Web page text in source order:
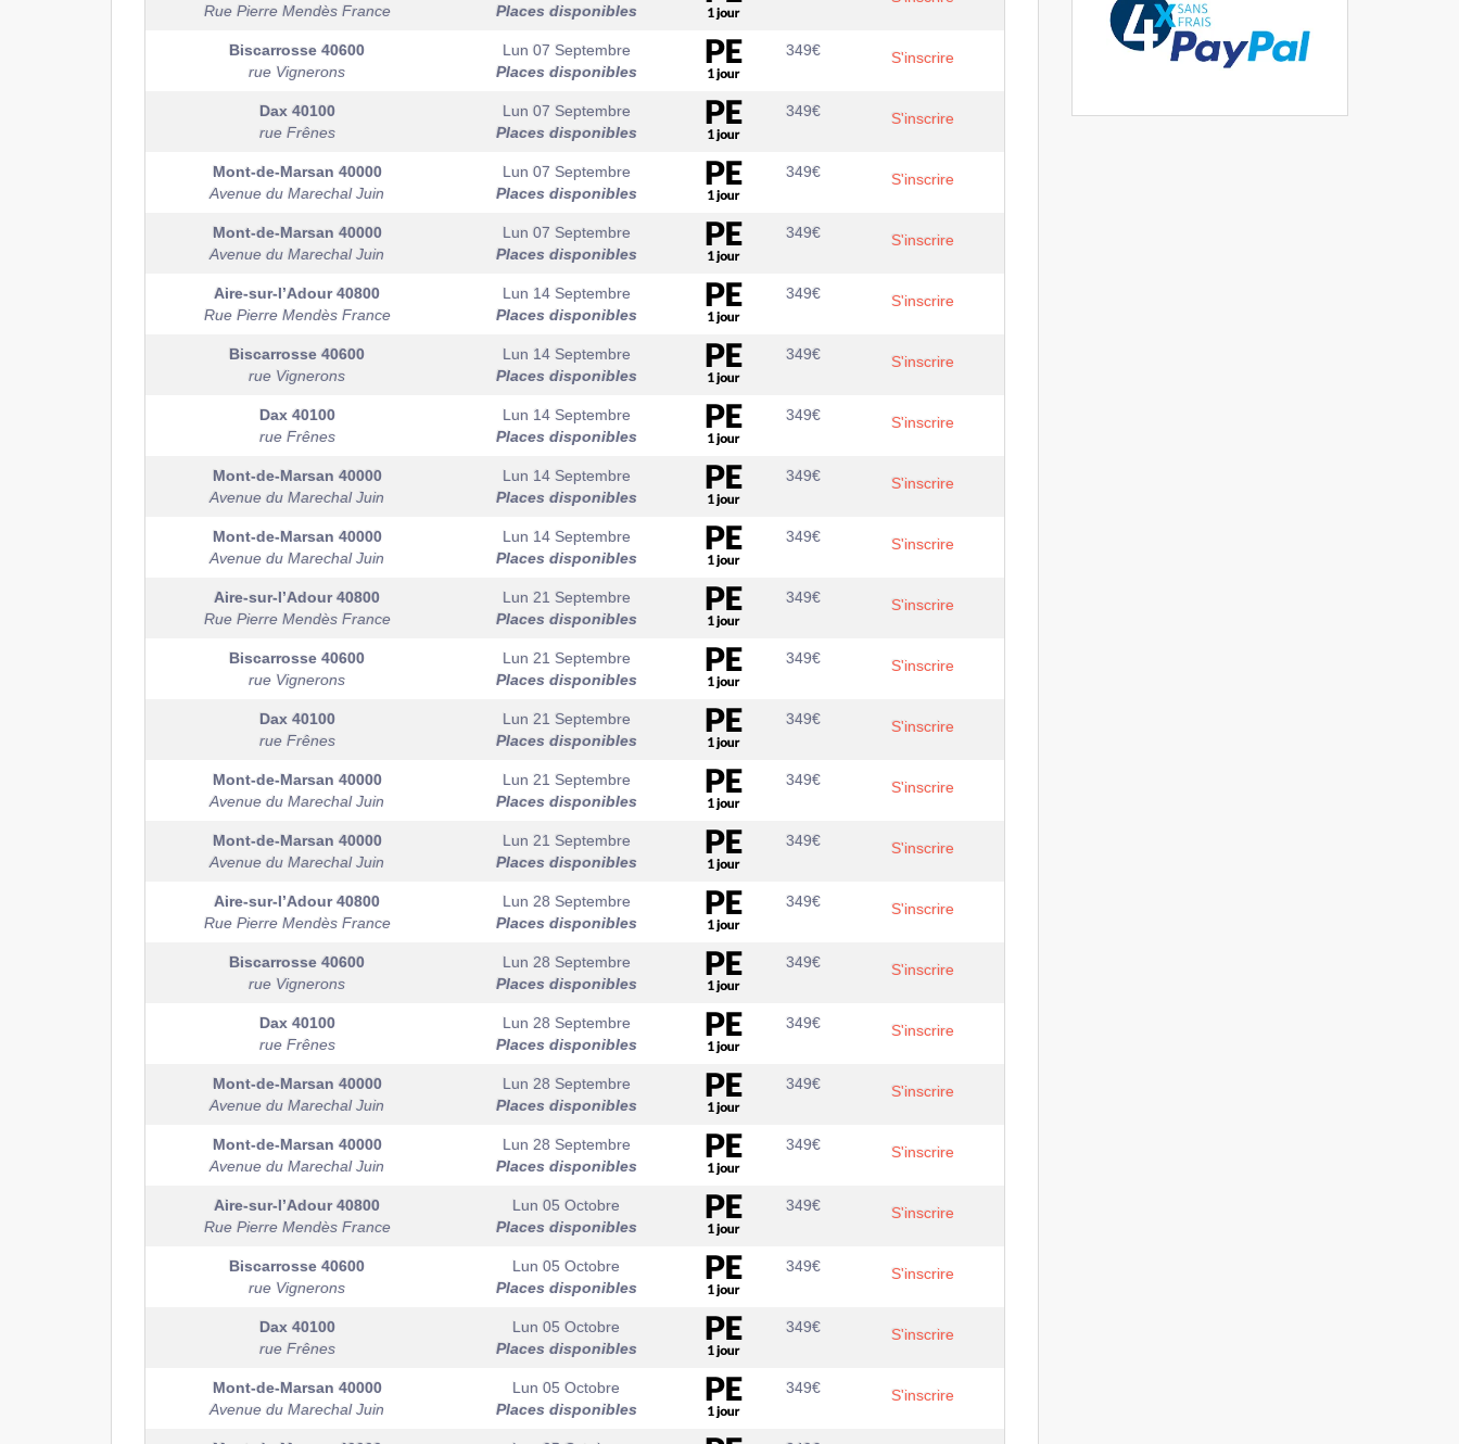
Rue Pierre Mendès France
Places disponibles
Biscarrosse 40600
rue Vignerons
Lun 07 Septembre
Places disponibles
349€ S'inscrire
Dax 40100
rue Frênes
Lun 07 Septembre
Places disponibles
349€ S'inscrire
Mont-de-Marsan 40000
Avenue du Marechal Juin
Lun 07 Septembre
Places disponibles
349€ S'inscrire
Mont-de-Marsan 40000
Avenue du Marechal Juin
Lun 07 Septembre
Places disponibles
349€ S'inscrire
Aire-sur-l’Adour40800
Rue Pierre Mendès France
Lun 14 Septembre
Places disponibles
349€ S'inscrire
Biscarrosse 40600
rue Vignerons
Lun 14 Septembre
Places disponibles
349€ S'inscrire
Dax 40100
rue Frênes
Lun 14 Septembre
Places disponibles
349€ S'inscrire
Mont-de-Marsan 40000
Avenue du Marechal Juin
Lun 14 Septembre
Places disponibles
349€ S'inscrire
Mont-de-Marsan 40000
Avenue du Marechal Juin
Lun 14 Septembre
Places disponibles
349€ S'inscrire
Aire-sur-l’Adour40800
Rue Pierre Mendès France
Lun 21 Septembre
Places disponibles
349€ S'inscrire
Biscarrosse 40600
rue Vignerons
Lun 21 Septembre
Places disponibles
349€ S'inscrire
Dax 40100
rue Frênes
Lun 21 Septembre
Places disponibles
349€ S'inscrire
Mont-de-Marsan 40000
Avenue du Marechal Juin
Lun 21 Septembre
Places disponibles
349€ S'inscrire
Mont-de-Marsan 40000
Avenue du Marechal Juin
Lun 21 Septembre
Places disponibles
349€ S'inscrire
Aire-sur-l’Adour40800
Rue Pierre Mendès France
Lun 28 Septembre
Places disponibles
349€ S'inscrire
Biscarrosse 40600
rue Vignerons
Lun 28 Septembre
Places disponibles
349€ S'inscrire
Dax 40100
rue Frênes
Lun 28 Septembre
Places disponibles
349€ S'inscrire
Mont-de-Marsan 40000
Avenue du Marechal Juin
Lun 28 Septembre
Places disponibles
349€ S'inscrire
Mont-de-Marsan 40000
Avenue du Marechal Juin
Lun 28 Septembre
Places disponibles
349€ S'inscrire
Aire-sur-l’Adour40800
Rue Pierre Mendès France
Lun 05 Octobre
Places disponibles
349€ S'inscrire
Biscarrosse 40600
rue Vignerons
Lun 05 Octobre
Places disponibles
349€ S'inscrire
Dax 40100
rue Frênes
Lun 05 Octobre
Places disponibles
349€ S'inscrire
Mont-de-Marsan 40000
Avenue du Marechal Juin
Lun 05 Octobre
Places disponibles
349€ S'inscrire